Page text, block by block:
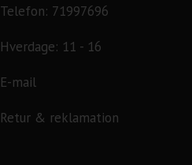
Telefon: 71997696
Hverdage: 11 - 16
E-mail
Retur & reklamation